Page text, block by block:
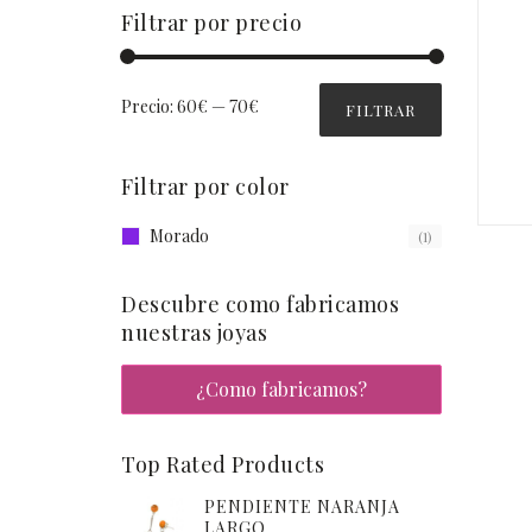
Filtrar por precio
FILTRAR
Precio: 60€ —70€
Filtrar por color
Morado (1)
Descubre como fabricamos
nuestras joyas
¿Como fabricamos?
Top Rated Products
PENDIENTE NARANJA